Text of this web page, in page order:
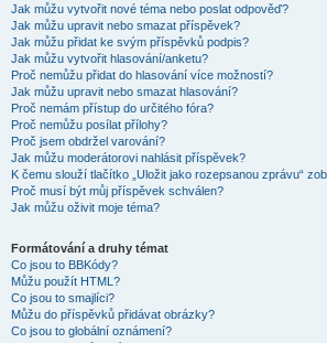
Jak můžu vytvořit nové téma nebo poslat odpověď?
Jak můžu upravit nebo smazat příspěvek?
Jak můžu přidat ke svým příspěvků podpis?
Jak můžu vytvořit hlasování/anketu?
Proč nemůžu přidat do hlasování více možností?
Jak můžu upravit nebo smazat hlasování?
Proč nemám přístup do určitého fóra?
Proč nemůžu posílat přílohy?
Proč jsem obdržel varování?
Jak můžu moderátorovi nahlásit příspěvek?
K čemu slouží tlačítko „Uložit jako rozepsanou zprávu“
Proč musí být můj příspěvek schválen?
Jak můžu oživit moje téma?
Formátování a druhy témat
Co jsou to BBKódy?
Můžu použít HTML?
Co jsou to smajlíci?
Můžu do příspěvků přidávat obrázky?
Co jsou to globální oznámení?